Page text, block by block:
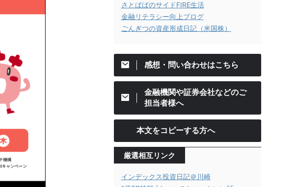
さとぱぱのサイドFIRE生活
金融リテラシー向上ブログ
ごんぎつの資産形成日記（米国株）
感想・問い合わせはこちら
金融機関や証券会社などのご
担当者様へ
本文をコピーする方へ
厳選相互リンク
インデックス投資日記＠川崎